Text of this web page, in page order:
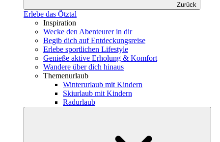
Zurück
Erlebe das Ötztal
Inspiration
Wecke den Abenteurer in dir
Begib dich auf Entdeckungsreise
Erlebe sportlichen Lifestyle
Genieße aktive Erholung & Komfort
Wandere über dich hinaus
Themenurlaub
Winterurlaub mit Kindern
Skiurlaub mit Kindern
Radurlaub